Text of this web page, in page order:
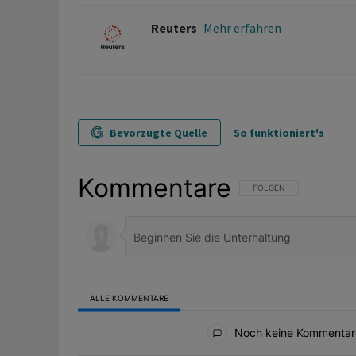
Reuters Mehr erfahren
Bevorzugte Quelle So funktioniert's
Kommentare FOLGE DIESER
FOLGEN
ALLE KOMMENTARE
Noch keine